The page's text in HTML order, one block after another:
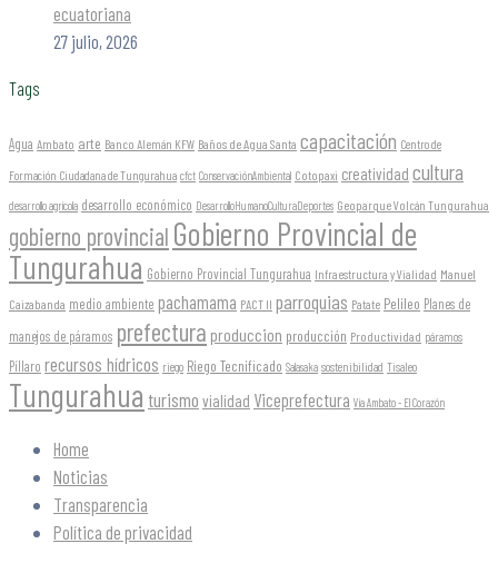
ecuatoriana
27 julio, 2026
Tags
Agua Ambato arte Banco Alemán KFW Baños de Agua Santa capacitación Centro de
Formación Ciudadana de Tungurahua cfct ConservaciónAmbiental Cotopaxi creatividad cultura
desarrollo agrícola desarrollo económico DesarrolloHumanoCulturaDeportes Geoparque Volcán Tungurahua
gobierno provincial Gobierno Provincial de
Tungurahua Gobierno Provincial Tungurahua Infraestructura y Vialidad Manuel
Caizabanda medio ambiente pachamama PACT II parroquias Patate Pelileo Planes de
manejos de páramos prefectura produccion producción Productividad páramos
Píllaro recursos hídricos riego Riego Tecnificado Salasaka sostenibilidad Tisaleo
Tungurahua turismo vialidad Viceprefectura Vía Ambato - El Corazón
Home
Noticias
Transparencia
Política de privacidad